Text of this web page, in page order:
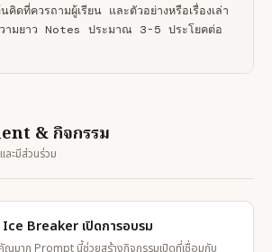
ดที่ควรถามผู้เรียน และตัวอย่างหรือเรื่องเล่า
วามยาว Notes ประมาณ 3-5 ประโยคต่อ
& กิจกรรม
ะมีส่วนร่วม
Ice Breaker เปิดการอบรม